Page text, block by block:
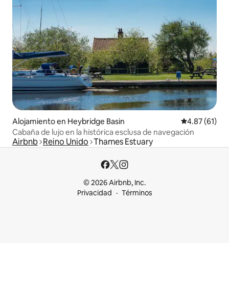
Alojamiento en Heybridge Basin Calificación
4.87 (61)
Cabaña de lujo en la histórica esclusa de navegación
Airbnb Reino Unido Thames Estuary
© 2026 Airbnb, Inc.
Privacidad
Términos